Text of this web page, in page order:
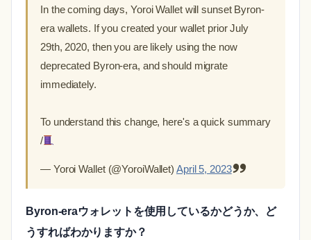
In the coming days, Yoroi Wallet will sunset Byron-
era wallets. If you created your wallet prior July
29th, 2020, then you are likely using the now
deprecated Byron-era, and should migrate
immediately.
To understand this change, here's a quick summary
/
— Yoroi Wallet (@YoroiWallet) April 5, 2023
Byron-eraウォレットを使用しているかどうか、ど
うすればわかりますか？